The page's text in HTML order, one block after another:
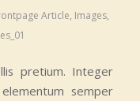
Article, Images,
pretium. Integer
semper